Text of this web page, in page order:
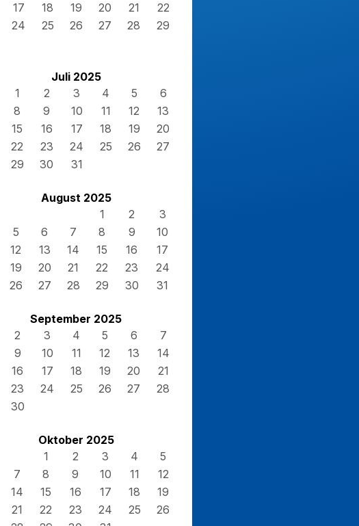
17 18 19 20 21
22
24 25 26 27 28
29
Juli 2025
1
2 3 4 5
6
8 9 10 11 12
13
15 16 17 18 19
20
22 23 24 25 26
27
29 30 31
August 2025
1
2
3
5 6 7 8 9
10
12 13 14 15 16
17
19 20 21 22 23
24
26 27 28 29 30 31
September 2025
2 3 4 5 6
7
9 10 11 12 13
14
16 17 18 19 20
21
23 24 25 26 27
28
30
Oktober 2025
1
2 3 4
5
7 8 9 10 11
12
14 15 16 17 18
19
21 22 23 24 25
26